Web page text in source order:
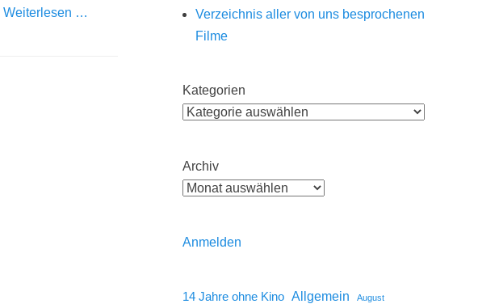
Weiterlesen …
Verzeichnis aller von uns besprochenen
Filme
Kategorien
Archiv
Anmelden
14 Jahre ohne Kino Allgemein August